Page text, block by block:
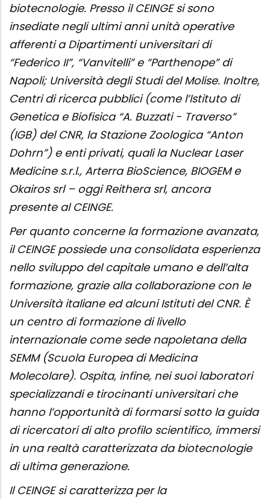
biotecnologie. Presso il CEINGE si sono
insediate negli ultimi anni unità operative
afferenti a Dipartimenti universitari di
“Federico II”, “Vanvitelli” e “Parthenope” di
Napoli; Università degli Studi del Molise. Inoltre,
Centri di ricerca pubblici (come l’Istituto di
Genetica e Biofisica “A. Buzzati - Traverso”
(IGB) del CNR, la Stazione Zoologica “Anton
Dohrn”) e enti privati, quali la Nuclear Laser
Medicine s.r.l., Arterra BioScience, BIOGEM e
Okairos srl – oggi Reithera srl, ancora
presente al CEINGE.
Per quanto concerne la formazione avanzata,
il CEINGE possiede una consolidata esperienza
nello sviluppo del capitale umano e dell’alta
formazione, grazie alla collaborazione con le
Università italiane ed alcuni Istituti del CNR. È
un centro di formazione di livello
internazionale come sede napoletana della
SEMM (Scuola Europea di Medicina
Molecolare). Ospita, infine, nei suoi laboratori
specializzandi e tirocinanti universitari che
hanno l’opportunità di formarsi sotto la guida
di ricercatori di alto profilo scientifico, immersi
in una realtà caratterizzata da biotecnologie
di ultima generazione.
Il CEINGE si caratterizza per la